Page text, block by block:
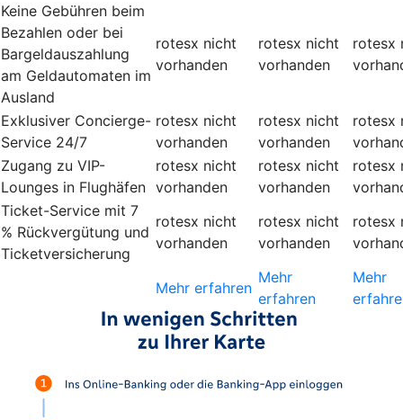
Keine Gebühren beim
Bezahlen oder bei
Bargeldauszahlung
am Geldautomaten im
Ausland
rotesx nicht
vorhanden
rotesx nicht
vorhanden
rotesx
Exklusiver Concierge-
Service 24/7
rotesx nicht
vorhanden
rotesx nicht
vorhanden
rotesx
Zugang zu VIP-
Lounges in Flughäfen
rotesx nicht
vorhanden
rotesx nicht
vorhanden
rotesx
Ticket-Service mit 7
% Rückvergütung und
Ticketversicherung
rotesx nicht
vorhanden
rotesx nicht
vorhanden
rotesx
Mehr erfahren
Mehr
erfahren
Mehr